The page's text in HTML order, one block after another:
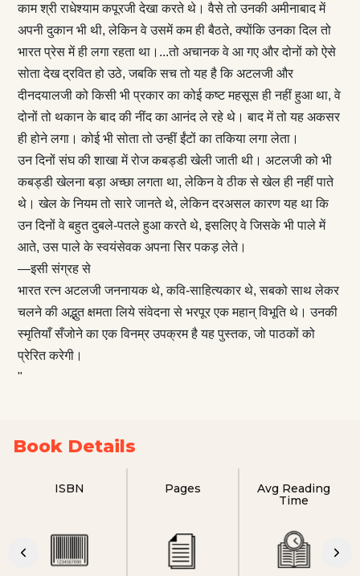
काम श्री राधेश्याम कपूरजी देखा करते थे। वैसे तो उनकी अमीनाबाद में
अपनी दुकान भी थी, लेकिन वे उसमें कम ही बैठते, क्योंकि उनका दिल तो
भारत प्रेस में ही लगा रहता था।...तो अचानक वे आ गए और दोनों को ऐसे
सोता देख द्रवित हो उठे, जबकि सच तो यह है कि अटलजी और
दीनदयालजी को किसी भी प्रकार का कोई कष्ट महसूस ही नहीं हुआ था, वे
दोनों तो थकान के बाद की नींद का आनंद ले रहे थे। बाद में तो यह अकसर
ही होने लगा। कोई भी सोता तो उन्हीं ईंटों का तकिया लगा लेता।
उन दिनों संघ की शाखा में रोज कबड्डी खेली जाती थी। अटलजी को भी
कबड्डी खेलना बड़ा अच्छा लगता था, लेकिन वे ठीक से खेल ही नहीं पाते
थे। खेल के नियम तो सारे जानते थे, लेकिन दरअसल कारण यह था कि
उन दिनों वे बहुत दुबले-पतले हुआ करते थे, इसलिए वे जिसके भी पाले में
आते, उस पाले के स्वयंसेवक अपना सिर पकड़ लेते।
—इसी संग्रह से
भारत रत्न अटलजी जननायक थे, कवि-साहित्यकार थे, सबको साथ लेकर
चलने की अद्भुत क्षमता लिये संवेदना से भरपूर एक महान् विभूति थे। उनकी
स्मृतियाँ सँजोने का एक विनम्र उपक्रम है यह पुस्तक, जो पाठकों को
प्रेरित करेगी।
"
Book Details
ISBN Pages
Avg Reading
Time